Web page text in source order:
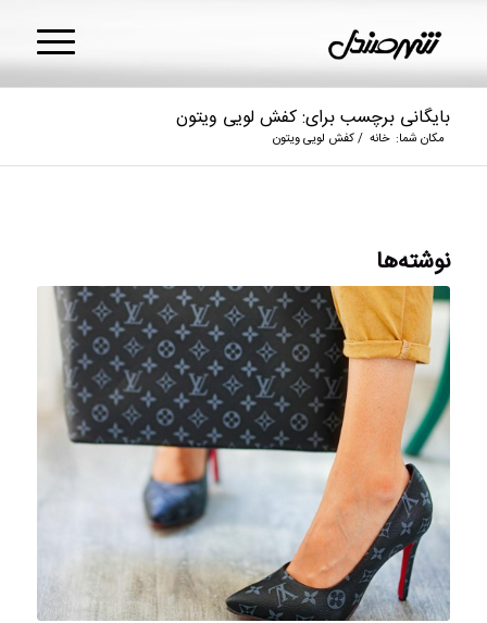
بایگانی برچسب برای: کفش لویی ویتون
مکان شما: خانه /کفش لویی ویتون
نوشته‌ها